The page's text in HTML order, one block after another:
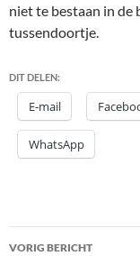
niet te bestaan in de
tussendoortje.
DIT DELEN:
E-mail
WhatsApp
Bericht
VORIG BERICHT